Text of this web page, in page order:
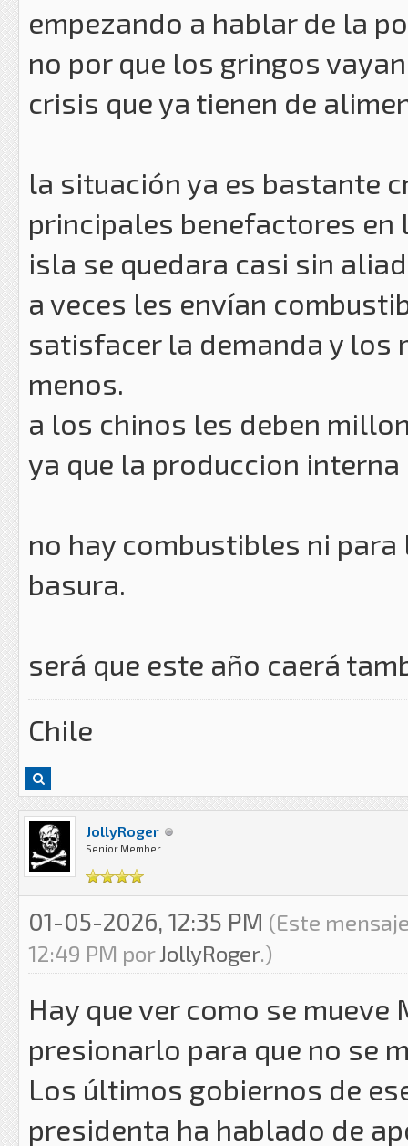
empezando a hablar de la
no por que los gringos
crisis que ya tienen de
la situación ya es bastante
principales benefactores
isla se quedara casi sin
a veces les envían
satisfacer la demanda y los
menos.
a los chinos les deben
ya que la produccion
no hay combustibles ni
basura.
será que este año caerá
Chile
JollyRoger
Senior Member
01-05-2026, 12:35 PM (Este
12:49 PM porJollyRoger.)
Hay que ver como se
presionarlo para que no se
Los últimos gobiernos de
presidenta ha hablado de